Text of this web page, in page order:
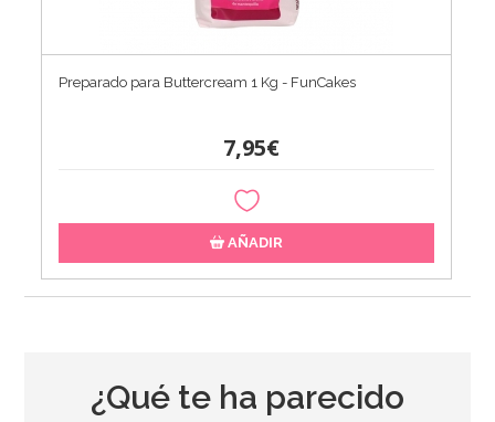
Preparado para Buttercream 1 Kg - FunCakes
7,95€
AÑADIR
¿Qué te ha parecido